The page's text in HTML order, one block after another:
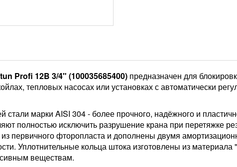
Profi 12B 3/4" (100035685400) предназначен для
тепловых насосах или установках с автоматически
марки AISI 304 - более прочного, надёжного и
полностью исключить разрушение крана при перетяжке
первичного фторопласта и дополнены двумя
Уплотнительные кольца штока изготовлены из материала
веществам.